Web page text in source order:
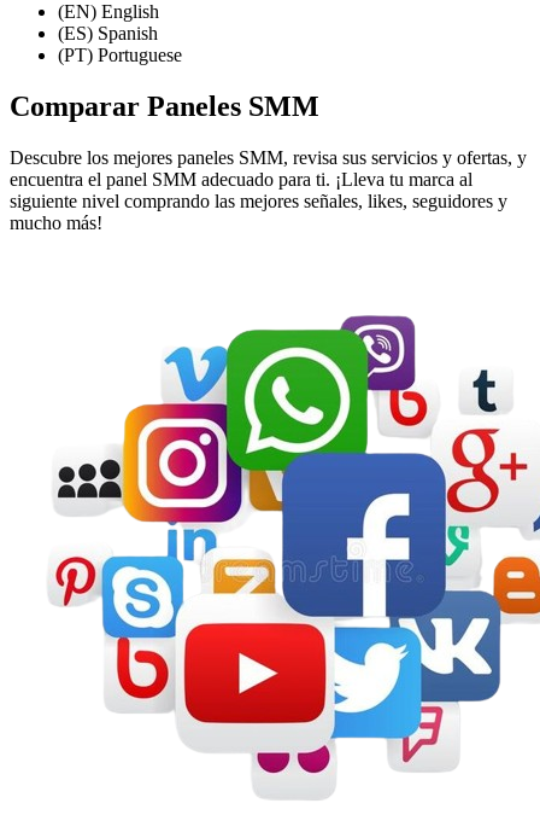
(EN) English
(ES) Spanish
(PT) Portuguese
Comparar Paneles SMM
Descubre los mejores paneles SMM, revisa sus servicios y ofertas, y
encuentra el panel SMM adecuado para ti. ¡Lleva tu marca al
siguiente nivel comprando las mejores señales, likes, seguidores y
mucho más!